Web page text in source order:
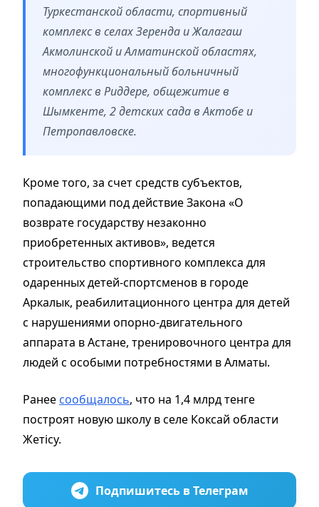
Туркестанской области, спортивный
комплекс в селах Зеренда и Жалагаш
Акмолинской и Алматинской областях,
многофункциональный больничный
комплекс в Риддере, общежитие в
Шымкенте, 2 детских сада в Актобе и
Петропавловске.
Кроме того, за счет средств субъектов,
попадающими под действие Закона «О
возврате государству незаконно
приобретенных активов», ведется
строительство спортивного комплекса для
одаренных детей-спортсменов в городе
Аркалык, реабилитационного центра для детей
с нарушениями опорно-двигательного
аппарата в Астане, тренировочного центра для
людей с особыми потребностями в Алматы.
Ранее сообщалось, что на 1,4 млрд тенге
построят новую школу в селе Коксай области
Жетісу.
Подпишитесь в Телеграм